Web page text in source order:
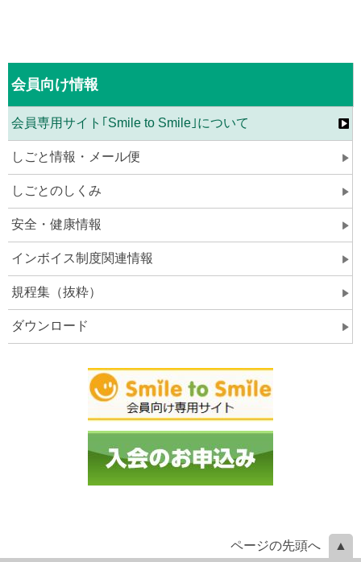
会員向け情報
会員専用サイト｢Smile to Smile｣について
しごと情報・メール便
しごとのしくみ
安全・健康情報
インボイス制度関連情報
規程集（抜粋）
ダウンロード
ページの先頭へ